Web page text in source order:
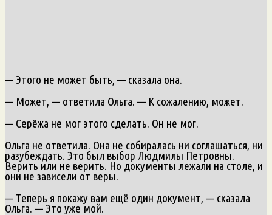
— Этого не может быть, — сказала она.
— Может, — ответила Ольга. — К сожалению, может.
— Серёжа не мог этого сделать. Он не мог.
Ольга не ответила. Она не собиралась ни соглашаться, ни
разубеждать. Это был выбор Людмилы Петровны.
Верить или не верить. Но документы лежали на столе, и
они не зависели от веры.
— Теперь я покажу вам ещё один документ, — сказала
Ольга. — Это уже мой.